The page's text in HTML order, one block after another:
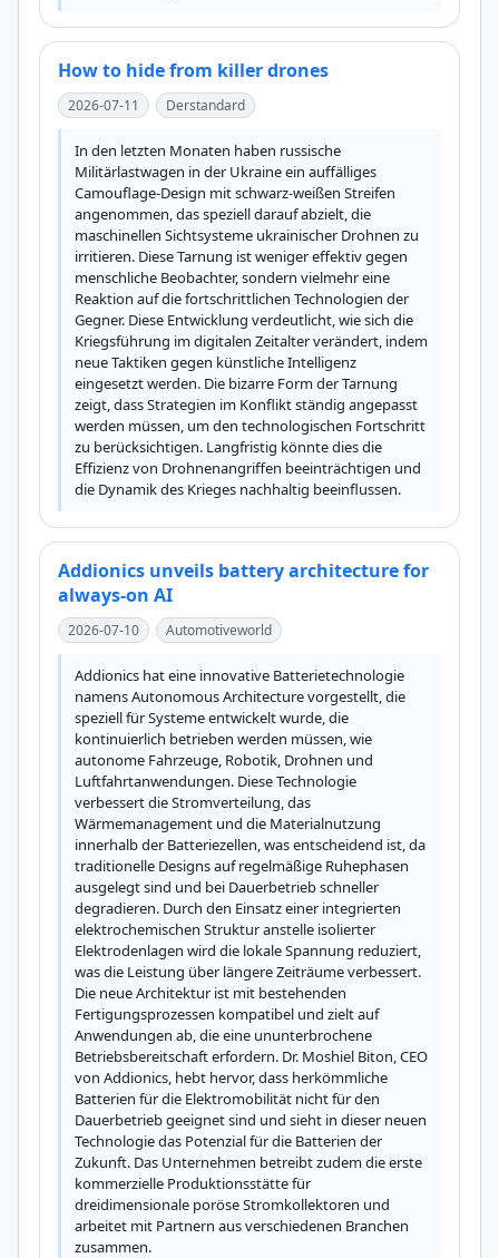
How to hide from killer drones
2026-07-11 Derstandard
In den letzten Monaten haben russische
Militärlastwagen in der Ukraine ein auffälliges
Camouflage-Design mit schwarz-weißen Streifen
angenommen, das speziell darauf abzielt, die
maschinellen Sichtsysteme ukrainischer Drohnen zu
irritieren. Diese Tarnung ist weniger effektiv gegen
menschliche Beobachter, sondern vielmehr eine
Reaktion auf die fortschrittlichen Technologien der
Gegner. Diese Entwicklung verdeutlicht, wie sich die
Kriegsführung im digitalen Zeitalter verändert, indem
neue Taktiken gegen künstliche Intelligenz
eingesetzt werden. Die bizarre Form der Tarnung
zeigt, dass Strategien im Konflikt ständig angepasst
werden müssen, um den technologischen Fortschritt
zu berücksichtigen. Langfristig könnte dies die
Effizienz von Drohnenangriffen beeinträchtigen und
die Dynamik des Krieges nachhaltig beeinflussen.
Addionics unveils battery architecture for
always-on AI
2026-07-10 Automotiveworld
Addionics hat eine innovative Batterietechnologie
namens Autonomous Architecture vorgestellt, die
speziell für Systeme entwickelt wurde, die
kontinuierlich betrieben werden müssen, wie
autonome Fahrzeuge, Robotik, Drohnen und
Luftfahrtanwendungen. Diese Technologie
verbessert die Stromverteilung, das
Wärmemanagement und die Materialnutzung
innerhalb der Batteriezellen, was entscheidend ist, da
traditionelle Designs auf regelmäßige Ruhephasen
ausgelegt sind und bei Dauerbetrieb schneller
degradieren. Durch den Einsatz einer integrierten
elektrochemischen Struktur anstelle isolierter
Elektrodenlagen wird die lokale Spannung reduziert,
was die Leistung über längere Zeiträume verbessert.
Die neue Architektur ist mit bestehenden
Fertigungsprozessen kompatibel und zielt auf
Anwendungen ab, die eine ununterbrochene
Betriebsbereitschaft erfordern. Dr. Moshiel Biton, CEO
von Addionics, hebt hervor, dass herkömmliche
Batterien für die Elektromobilität nicht für den
Dauerbetrieb geeignet sind und sieht in dieser neuen
Technologie das Potenzial für die Batterien der
Zukunft. Das Unternehmen betreibt zudem die erste
kommerzielle Produktionsstätte für
dreidimensionale poröse Stromkollektoren und
arbeitet mit Partnern aus verschiedenen Branchen
zusammen.